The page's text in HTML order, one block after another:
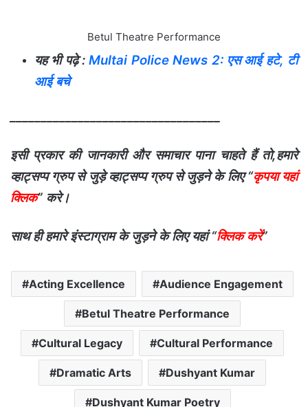
Betul Theatre Performance
यह भी पढ़े :Multai Police News 2: एस आई हटे, टी
आई बचे
इसी प्रकार की जानकारी और समाचार पाना चाहते हैं तो,हमारे
व्हाट्सप्प ग्रुप से जुड़े व्हाट्सप्प ग्रुप से जुड़ने के लिए “कृपया यहां
क्लिक” करे।
साथ ही हमारे इंस्टाग्राम के जुड़ने के लिए यहां “क्लिक करें”
Acting Excellence Audience Engagement
Betul Theatre Performance
Cultural Legacy Cultural Performance
Dramatic Arts Dushyant Kumar
Dushyant Kumar Poetry